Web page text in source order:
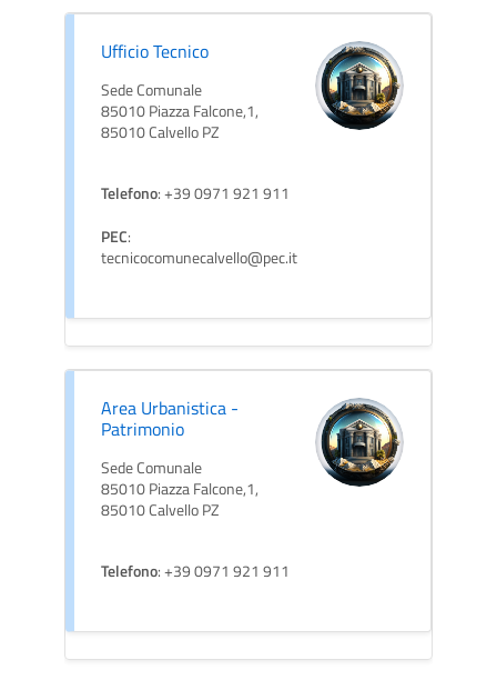
Ufficio Tecnico
Sede Comunale
85010 Piazza Falcone,1,
85010 Calvello PZ
Telefono: +39 0971 921 911
PEC:
tecnicocomunecalvello@pec.it
Area Urbanistica -
Patrimonio
Sede Comunale
85010 Piazza Falcone,1,
85010 Calvello PZ
Telefono: +39 0971 921 911